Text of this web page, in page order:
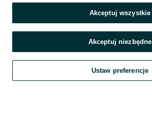
Szukaj Obserwujesz Dodaj
Akceptuj wszystkie
Akceptuj niezbędne
Ustaw preferencje